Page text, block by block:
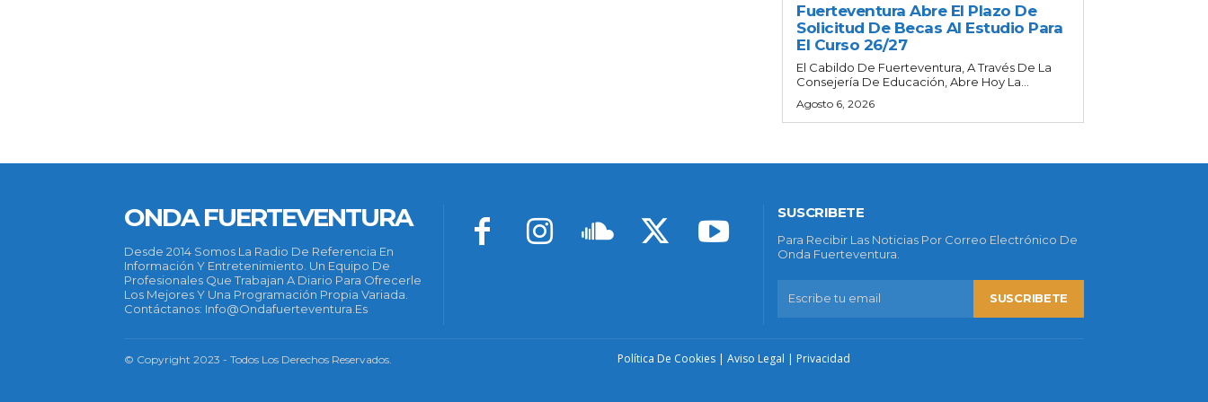
Fuerteventura Abre El Plazo De
Solicitud De Becas Al Estudio Para
El Curso 26/27
El Cabildo De Fuerteventura, A Través De La
Consejería De Educación, Abre Hoy La...
Agosto 6, 2026
ONDA FUERTEVENTURA
Desde 2014 Somos La Radio De Referencia En
Información Y Entretenimiento. Un Equipo De
Profesionales Que Trabajan A Diario Para Ofrecerle
Los Mejores Y Una Programación Propia Variada.
Contáctanos: Info@ondafuerteventura.es
SUSCRIBETE
Para Recibir Las Noticias Por Correo Electrónico De
Onda Fuerteventura.
SUSCRIBETE
© Copyright 2023 - Todos Los Derechos Reservados. Política De Cookies | Aviso Legal | Privacidad